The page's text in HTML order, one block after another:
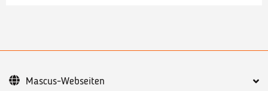
Mascus-Webseiten